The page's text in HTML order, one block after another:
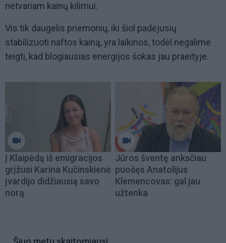
netvariam kainų kilimui.
Vis tik daugelis priemonių, iki šiol padėjusių
stabilizuoti naftos kainą, yra laikinos, todėl negalime
teigti, kad blogiausias energijos šokas jau praeityje.
Į Klaipėdą iš emigracijos
grįžusi Karina Kučinskienė
įvardijo didžiausią savo
norą
Jūros šventę anksčiau
puošęs Anatolijus
Klemencovas: gal jau
užtenka